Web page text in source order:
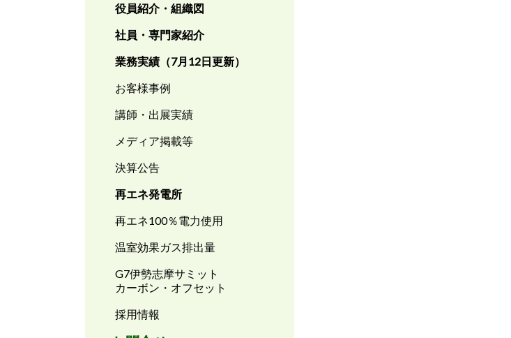
役員紹介・組織図
社員・専門家紹介
業務実績（7月12日更新）
お客様事例
講師・出展実績
メディア掲載等
決算公告
再エネ発電所
再エネ100％電力使用
温室効果ガス排出量
G7伊勢志摩サミット
カーボン・オフセット
採用情報